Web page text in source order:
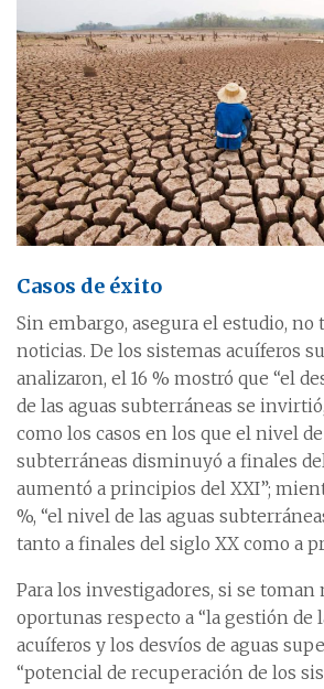
Casos de éxito
Sin embargo, asegura el estudio, no
noticias. De los sistemas acuíferos
analizaron, el 16 % mostró que “el
de las aguas subterráneas se
como los casos en los que el nivel
subterráneas disminuyó a finales
aumentó a principios del XXI”;
%, “el nivel de las aguas
tanto a finales del siglo XX como a
Para los investigadores, si se toman
oportunas respecto a “la gestión de
acuíferos y los desvíos de aguas
“potencial de recuperación de los